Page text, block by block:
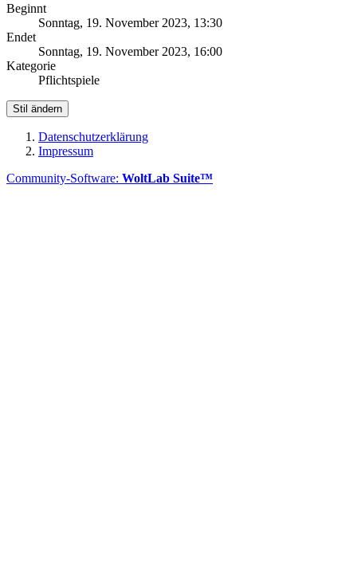
Beginnt
Sonntag, 19. November 2023, 13:30
Endet
Sonntag, 19. November 2023, 16:00
Kategorie
Pflichtspiele
Stil ändern
Datenschutzerklärung
Impressum
Community-Software: WoltLab Suite™